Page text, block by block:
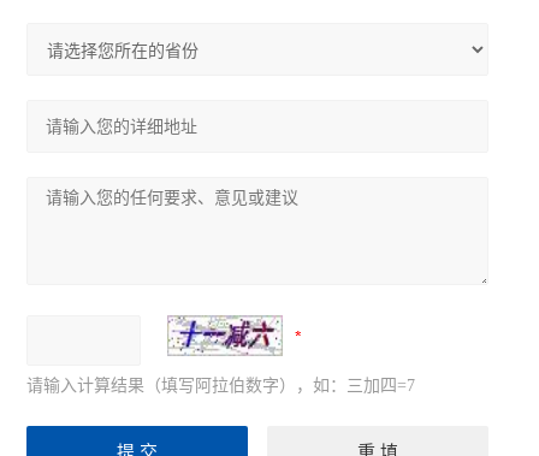
分光光度计
分度计
请输入计算结果（填写阿拉伯数字），如：三加四=7